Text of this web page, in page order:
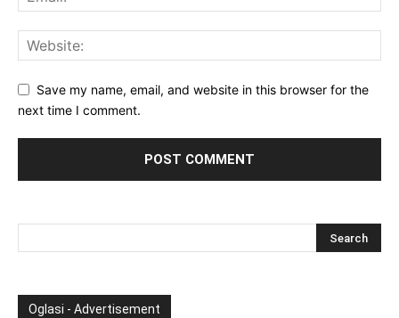
Save my name, email, and website in this browser for the
next time I comment.
Oglasi - Advertisement